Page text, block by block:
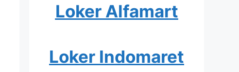
Loker Alfamart
Loker Indomaret